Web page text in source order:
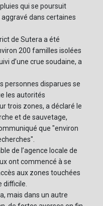
qui se poursuit
dans certaines
de Sutera a été
200 familles isolées
d’une crue soudaine, a
personnes disparues se
les autorités
trois zones, a déclaré le
et de sauvetage,
que "environ
de l’agence locale de
ont commencé à se
aux zones touchées
difficile.
mais dans un autre